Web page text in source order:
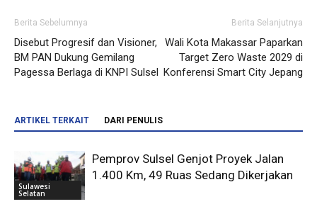
Berita Sebelumnya
Disebut Progresif dan Visioner,
BM PAN Dukung Gemilang
Pagessa Berlaga di KNPI Sulsel
Berita Selanjutnya
Wali Kota Makassar Paparkan
Target Zero Waste 2029 di
Konferensi Smart City Jepang
ARTIKEL TERKAIT DARI PENULIS
Sulawesi
Selatan
Pemprov Sulsel Genjot Proyek Jalan
1.400 Km, 49 Ruas Sedang Dikerjakan